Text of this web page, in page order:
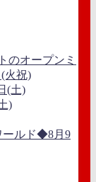
のオープンミ
火祝)
(土)
)
ールド◆8月9